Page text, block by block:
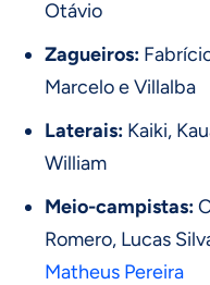
Otávio
Zagueiros:
Marcelo e Villalba
Laterais: Kaiki,
William
Meio-campistas:
Romero, Lucas
Matheus Pereira